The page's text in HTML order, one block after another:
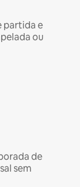
partida e
ou
de
sem